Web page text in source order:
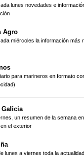
lunes novedades e
Agro
miércoles la información más
para marineros en formato
un resumen de la semana
el exterior
lunes a viernes toda la